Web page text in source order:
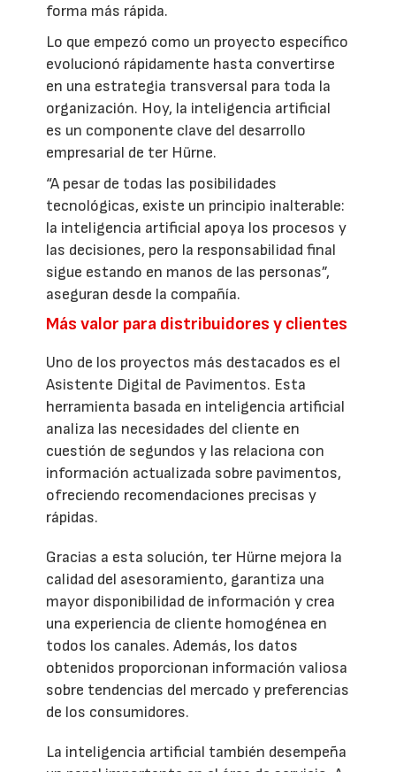
forma más rápida.
Lo que empezó como un proyecto específico
evolucionó rápidamente hasta convertirse
en una estrategia transversal para toda la
organización. Hoy, la inteligencia artificial
es un componente clave del desarrollo
empresarial de ter Hürne.
“A pesar de todas las posibilidades
tecnológicas, existe un principio inalterable:
la inteligencia artificial apoya los procesos y
las decisiones, pero la responsabilidad final
sigue estando en manos de las personas”,
aseguran desde la compañía.
Más valor para distribuidores y clientes
Uno de los proyectos más destacados es el
Asistente Digital de Pavimentos. Esta
herramienta basada en inteligencia artificial
analiza las necesidades del cliente en
cuestión de segundos y las relaciona con
información actualizada sobre pavimentos,
ofreciendo recomendaciones precisas y
rápidas.
Gracias a esta solución, ter Hürne mejora la
calidad del asesoramiento, garantiza una
mayor disponibilidad de información y crea
una experiencia de cliente homogénea en
todos los canales. Además, los datos
obtenidos proporcionan información valiosa
sobre tendencias del mercado y preferencias
de los consumidores.
La inteligencia artificial también desempeña